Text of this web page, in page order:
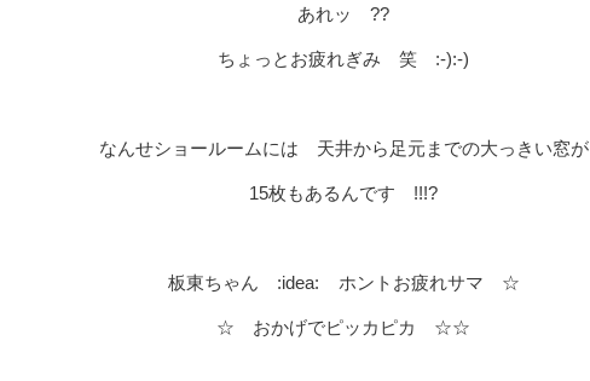
あれッ ??
ちょっとお疲れぎみ 笑 :-):-)
なんせショールームには 天井から足元までの大っきい窓が
15枚もあるんです !!!?
板東ちゃん :idea: ホントお疲れサマ ☆
☆ おかげでピッカピカ ☆☆